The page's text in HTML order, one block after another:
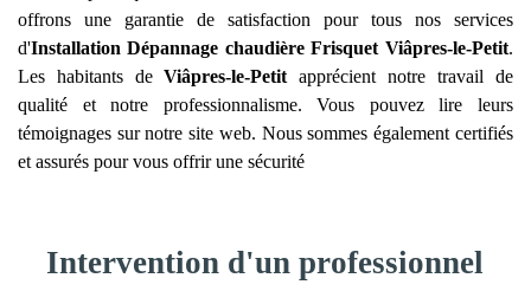
offrons une garantie de satisfaction pour tous nos services
d'Installation Dépannage chaudière Frisquet Viâpres-le-Petit.
Les habitants deViâpres-le-Petit apprécient notre travail de
qualité et notre professionnalisme. Vous pouvez lire leurs
témoignages sur notre site web. Nous sommes également certifiés
et assurés pour vous offrir une sécurité
Intervention d'un professionnel